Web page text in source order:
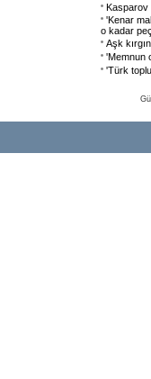
Kasparov
'Kenar
o kadar
Aşk
'Memnun
'Türk